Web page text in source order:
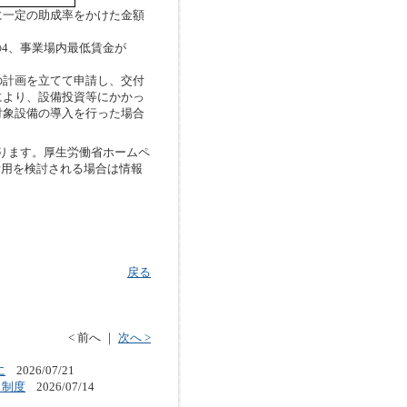
定の助成率をかけた金額
、事業場内最低賃金が
画を立てて申請し、交付
り、設備投資等にかかっ
設備の導入を行った場合
す。厚生労働省ホームペ
を検討される場合は情報
戻る
< 前へ ｜ 次へ >
2026/07/21
度
2026/07/14